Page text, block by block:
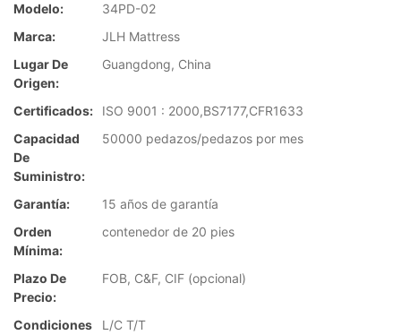
Modelo:
34PD-02
Marca:
JLH Mattress
Lugar De
Origen:
Guangdong, China
Certificados:
ISO 9001 : 2000,BS7177,CFR1633
Capacidad
De
Suministro:
50000 pedazos/pedazos por mes
Garantía:
15 años de garantía
Orden
Mínima:
contenedor de 20 pies
Plazo De
Precio:
FOB, C&F, CIF (opcional)
Condiciones
L/C T/T